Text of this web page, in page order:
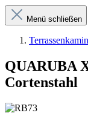
Menü schließen
QUARUBA
Cortenstahl